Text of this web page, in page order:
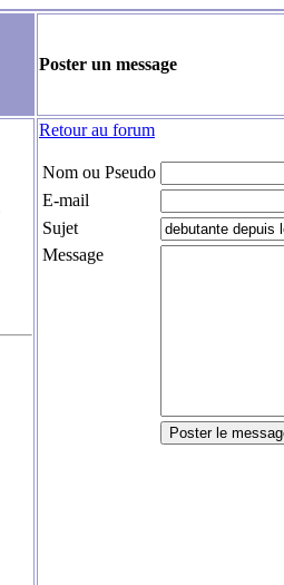
Poster un message
Retour au forum
Nom ou Pseudo
E-mail
Sujet
Message